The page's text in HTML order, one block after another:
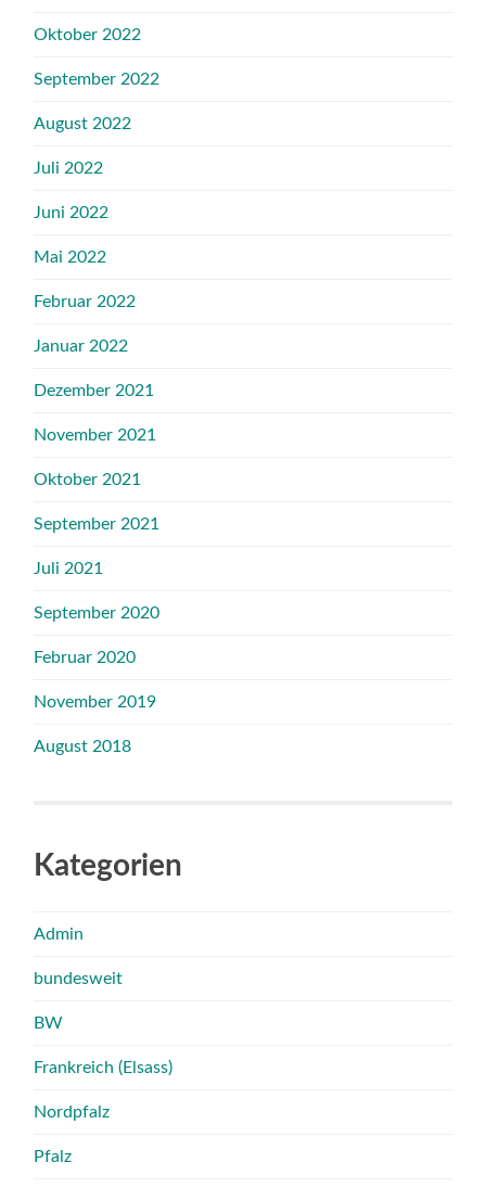
Oktober 2022
September 2022
August 2022
Juli 2022
Juni 2022
Mai 2022
Februar 2022
Januar 2022
Dezember 2021
November 2021
Oktober 2021
September 2021
Juli 2021
September 2020
Februar 2020
November 2019
August 2018
Kategorien
Admin
bundesweit
BW
Frankreich (Elsass)
Nordpfalz
Pfalz